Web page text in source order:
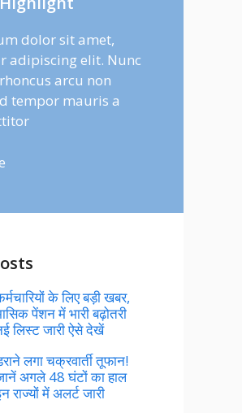
dolor sit amet,
adipiscing elit. Nunc
arcu non
tempor mauris a
के लिए बड़ी खबर,
पेंशन में भारी बढ़ोतरी
लिस्ट जारी ऐसे देखें
लगा चक्रवार्ती तूफान!
अगले 48 घंटों का हाल
राज्यों में अलर्ट जारी